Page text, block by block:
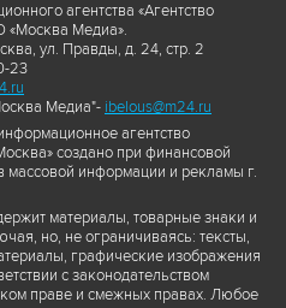
агентства «Агентство
«Москва Медиа».
ул. Правды, д. 24, стр. 2
23
Медиа"- ibelous@m24.ru
агентство
создано при финансовой
массовой информации и рекламы г.
материалы, товарные знаки и
но, не ограничиваясь: тексты,
графические изображения
с законодательством
праве и смежных правах. Любое